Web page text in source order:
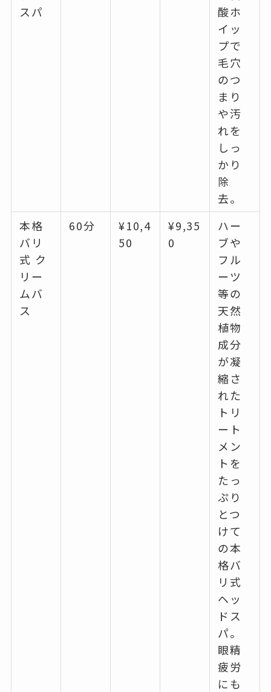
スパ
酸ホ
イッ
プで
毛穴
のつ
まり
や汚
れを
しっ
かり
除
去。
本格
バリ
式 ク
リー
ムバ
ス
60分
¥10,4
50
¥9,35
0
ハー
ブや
フル
ーツ
等の
天然
植物
成分
が凝
縮さ
れた
トリ
ート
メン
トを
たっ
ぷり
とつ
けて
の本
格バ
リ式
ヘッ
ドス
パ。
眼精
疲労
にも